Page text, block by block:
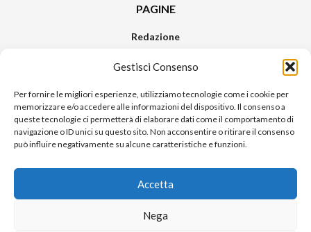
Gestisci Consenso
Per fornire le migliori esperienze, utilizziamo tecnologie come i cookie per
memorizzare e/o accedere alle informazioni del dispositivo. Il consenso a
queste tecnologie ci permetterà di elaborare dati come il comportamento di
navigazione o ID unici su questo sito. Non acconsentire o ritirare il consenso
può influire negativamente su alcune caratteristiche e funzioni.
Accetta
Nega
PAGINE
Redazione
Pubblicità
Sitemap
RUBRICHE
Notizie in Primo Piano
Urban Video
Livorno FAQs